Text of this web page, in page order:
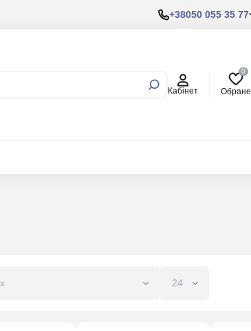
+38050 055 35 77
Кабінет
0
Обране